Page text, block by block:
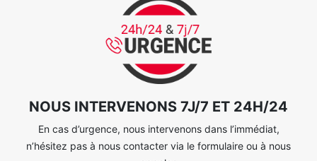
NOUS INTERVENONS 7J/7 ET 24H/24
En cas d’urgence, nous intervenons dans l’immédiat,
n’hésitez pas à nous contacter via le formulaire ou à nous